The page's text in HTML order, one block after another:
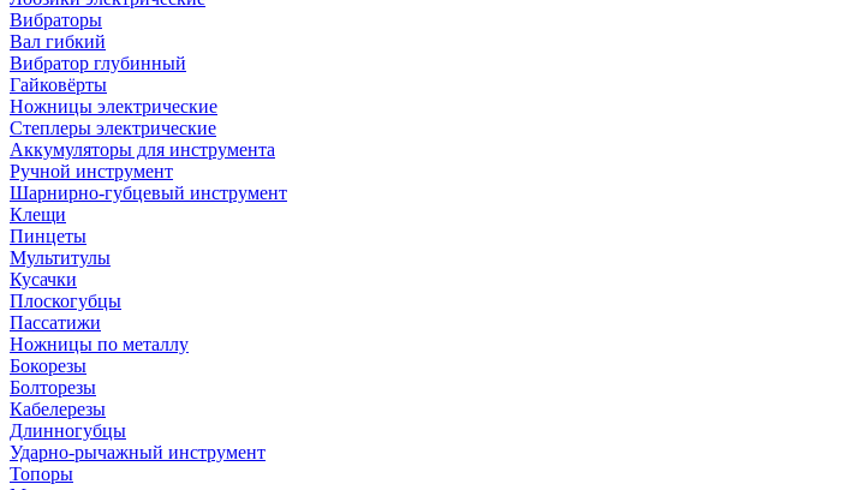
Вибраторы
Вал гибкий
Вибратор глубинный
Гайковёрты
Ножницы электрические
Степлеры электрические
Аккумуляторы для инструмента
Ручной инструмент
Шарнирно-губцевый инструмент
Клещи
Пинцеты
Мультитулы
Кусачки
Плоскогубцы
Пассатижи
Ножницы по металлу
Бокорезы
Болторезы
Кабелерезы
Длинногубцы
Ударно-рычажный инструмент
Топоры